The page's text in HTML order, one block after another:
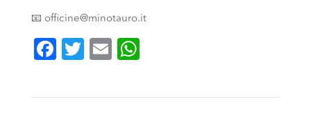
📧 officine@minotauro.it
Facebook
Twitter
Email